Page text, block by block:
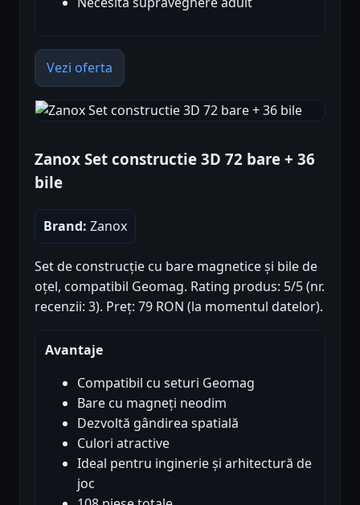
Vezi oferta
Zanox Set constructie 3D 72 bare + 36
bile
Brand: Zanox
Set de construcție cu bare magnetice și bile de
oțel, compatibil Geomag. Rating produs: 5/5 (nr.
recenzii: 3). Preț: 79 RON (la momentul datelor).
Avantaje
Compatibil cu seturi Geomag
Bare cu magneți neodim
Dezvoltă gândirea spatială
Culori atractive
Ideal pentru inginerie și arhitectură de
joc